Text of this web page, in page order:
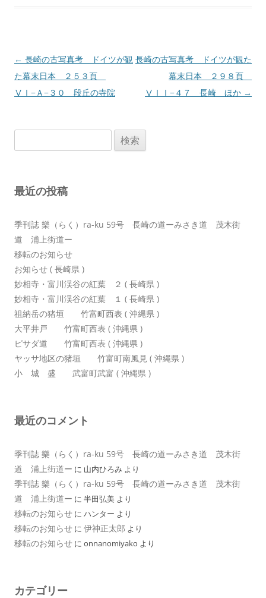
投
稿
ナ
ン
← 長崎の古写真考 ドイツが観
た幕末日本 ２５３頁
ⅤⅠ−Ａ−３０ 段丘の寺院
長崎の古写真考 ドイツが観た
幕末日本 ２９８頁
ⅤⅠⅠ−４７ 長崎 ほか →
索:
最近の投稿
季刊誌 樂（らく）ra-ku 59号 長崎の道ーみさき道 茂木街
道 浦上街道ー
移転のお知らせ
お知らせ ( 長崎県 )
妙相寺・富川渓谷の紅葉 ２ ( 長崎県 )
妙相寺・富川渓谷の紅葉 １ ( 長崎県 )
祖納岳の猪垣 竹富町西表 ( 沖縄県 )
大平井戸 竹富町西表 ( 沖縄県 )
ピサダ道 竹富町西表 ( 沖縄県 )
ヤッサ地区の猪垣 竹富町南風見 ( 沖縄県 )
小 城 盛 武富町武富 ( 沖縄県 )
最近のコメント
季刊誌 樂（らく）ra-ku 59号 長崎の道ーみさき道 茂木街
道 浦上街道ー に 山内ひろみ より
季刊誌 樂（らく）ra-ku 59号 長崎の道ーみさき道 茂木街
道 浦上街道ー に 半田弘美 より
移転のお知らせ に ハンター より
移転のお知らせ に 伊神正太郎 より
移転のお知らせ に onnanomiyako より
カテゴリー